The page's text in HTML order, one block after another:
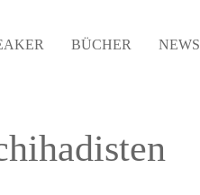
BÜCHER NEWS